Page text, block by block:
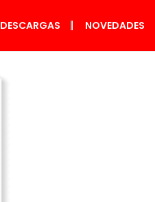
DESCARGAS NOVEDADES